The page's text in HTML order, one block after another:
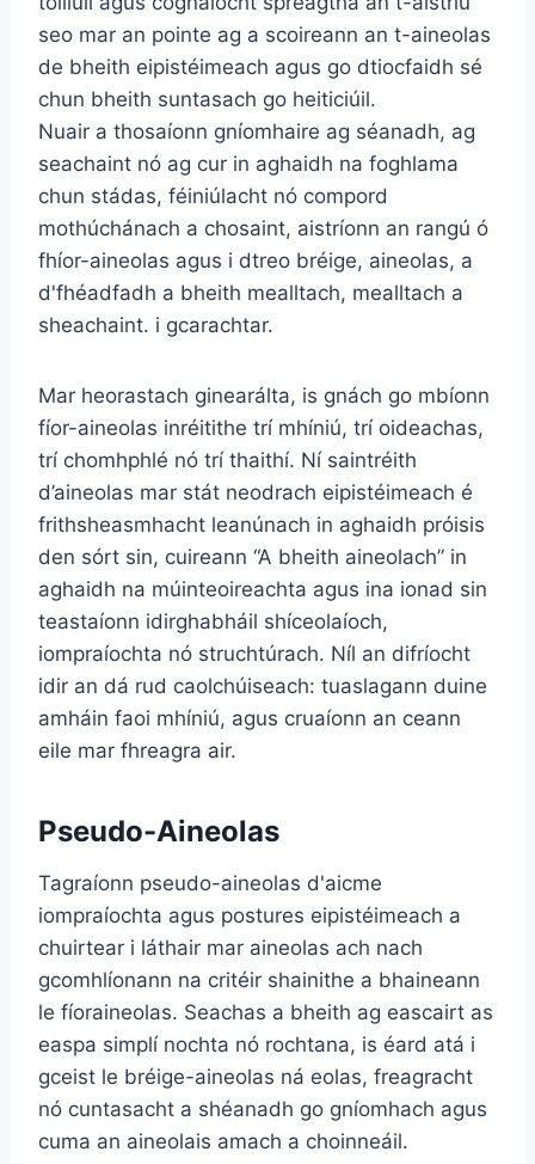
seo mar an pointe ag a scoireann an t-aineolas
de bheith eipistéimeach agus go dtiocfaidh sé
chun bheith suntasach go heiticiúil.
Nuair a thosaíonn gníomhaire ag séanadh, ag
seachaint nó ag cur in aghaidh na foghlama
chun stádas, féiniúlacht nó compord
mothúchánach a chosaint, aistríonn an rangú ó
fhíor-aineolas agus i dtreo bréige, aineolas, a
d'fhéadfadh a bheith mealltach, mealltach a
sheachaint. i gcarachtar.
Mar heorastach ginearálta, is gnách go mbíonn
fíor-aineolas inréitithe trí mhíniú, trí oideachas,
trí chomhphlé nó trí thaithí. Ní saintréith
d’aineolas mar stát neodrach eipistéimeach é
frithsheasmhacht leanúnach in aghaidh próisis
den sórt sin, cuireann “A bheith aineolach” in
aghaidh na múinteoireachta agus ina ionad sin
teastaíonn idirghabháil shíceolaíoch,
iompraíochta nó struchtúrach. Níl an difríocht
idir an dá rud caolchúiseach: tuaslagann duine
amháin faoi mhíniú, agus cruaíonn an ceann
eile mar fhreagra air.
Pseudo-Aineolas
Tagraíonn pseudo-aineolas d'aicme
iompraíochta agus postures eipistéimeach a
chuirtear i láthair mar aineolas ach nach
gcomhlíonann na critéir shainithe a bhaineann
le fíoraineolas. Seachas a bheith ag eascairt as
easpa simplí nochta nó rochtana, is éard atá i
gceist le bréige-aineolas ná eolas, freagracht
nó cuntasacht a shéanadh go gníomhach agus
cuma an aineolais amach a choinneáil.